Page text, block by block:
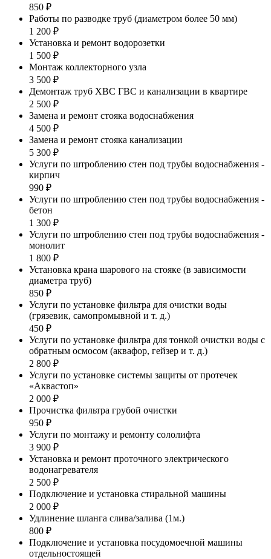
850 ₽
Работы по разводке труб (диаметром более 50 мм)
1 200 ₽
Установка и ремонт водорозетки
1 500 ₽
Монтаж коллекторного узла
3 500 ₽
Демонтаж труб ХВС ГВС и канализации в квартире
2 500 ₽
Замена и ремонт стояка водоснабжения
4 500 ₽
Замена и ремонт стояка канализации
5 300 ₽
Услуги по штроблению стен под трубы водоснабжения -
кирпич
990 ₽
Услуги по штроблению стен под трубы водоснабжения -
бетон
1 300 ₽
Услуги по штроблению стен под трубы водоснабжения -
монолит
1 800 ₽
Установка крана шарового на стояке (в зависимости
диаметра труб)
850 ₽
Услуги по установке фильтра для очистки воды
(грязевик, самопромывной и т. д.)
450 ₽
Услуги по установке фильтра для тонкой очистки воды с
обратным осмосом (аквафор, гейзер и т. д.)
2 800 ₽
Услуги по установке системы защиты от протечек
«Аквастоп»
2 000 ₽
Прочистка фильтра грубой очистки
950 ₽
Услуги по монтажу и ремонту сололифта
3 900 ₽
Установка и ремонт проточного электрического
водонагревателя
2 500 ₽
Подключение и установка стиральной машины
2 000 ₽
Удлинение шланга слива/залива (1м.)
800 ₽
Подключение и установка посудомоечной машины
отдельностоящей